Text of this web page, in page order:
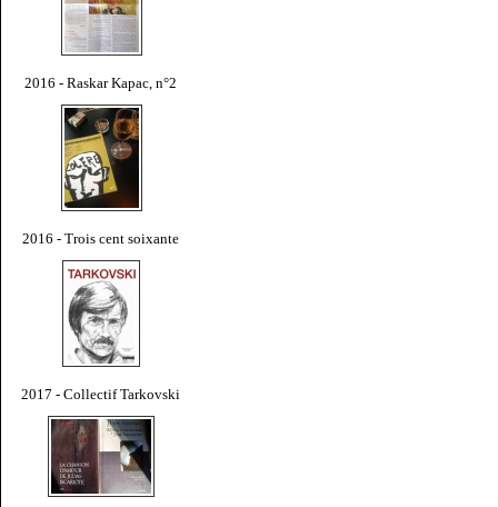
2016 - Raskar Kapac, n°2
2016 - Trois cent soixante
2017 - Collectif Tarkovski